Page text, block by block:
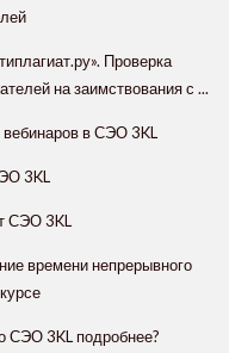
Проверка
на заимствования с ...
вебинаров в СЭО 3KL
3KL
СЭО 3KL
времени непрерывного
СЭО 3KL подробнее?